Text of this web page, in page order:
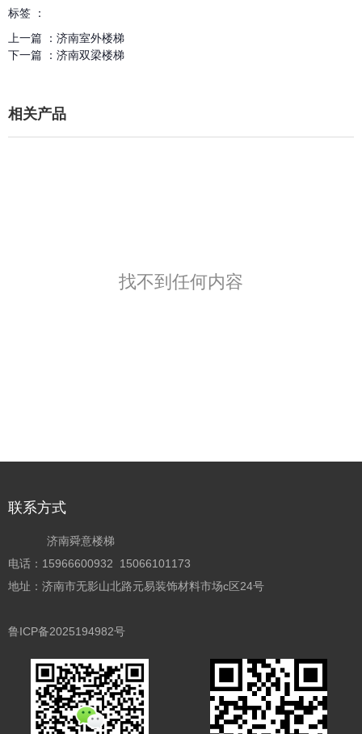
标签 ：
上一篇 ： 济南室外楼梯
下一篇 ： 济南双梁楼梯
相关产品
找不到任何内容
联系方式
济南舜意楼梯
电话：15966600932 15066101173
地址：济南市无影山北路元易装饰材料市场c区24号
鲁ICP备2025194982号